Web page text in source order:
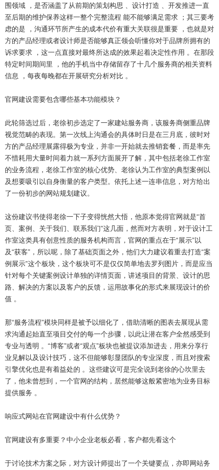
围领域 ，是否涵盖了从前期的策划构思 、设计打造 、开发推进一直
至后期的维护保养这样一整个完整流程 能不能够满足需求 ；其三要考
虑的是 ，沟通环节所产生的成本代价有重大关联很是重要 ，也就是对
方的产品经理或者设计师是否能够真正领会听懂你对于品牌所拥有的
诉求要求 ，这一点直接对最终所达成的效果起着决定性作用 。在那段
特定时间期间里 ，他的手机当中存储留存了十几个服务商的相关资料
信息 ，每夜每晚都在开展研究分析对比 。
官网建设需要包含哪些基本功能模块？
此轮筛选过后，老徐初步选定了一家建站服务商，该服务商侧重品牌
视觉范畴的表现。第一次线上沟通会的具体时日是在三月底，彼时对
方的产品经理展露得极为专业，并非一开始就去推销套餐，而是率先
不惜耗用大量时间着力就一系列方面展开了解，其中包括老徐工作室
的业务流程，老徐工作室的核心优势、老徐认为工作室的典型案例以
及想要吸引以自身衡量的客户类型。依托上述一连串信息，对方给出
了一份初步的网站规划建议。
这份建议书使得老徐一下子变得恍然大悟，他原本觉得官网就是“首
页、案例、关于我们、联系我们”这几面，然而对方表明，对于设计工
作室这类具有创意性质的服务机构而言，官网的重点在于“展示”以
及“获客”，所以呢，除了基础页面之外，他们大力建议着重去打造“案
例展示”这个板块，这个板块可不是仅仅简单地去罗列图片，而是应当
针对每个关键案例设计单独的详情页面，讲述项目的背景、设计的思
路、解决的方案以及客户的反馈，运用故事化的形式来展现设计的价
值 。
那“服务流程”模块同样是被予以细化了，借助清晰的图表去展现从需
求沟通起始直至项目交付的每一个步骤，以此让潜在客户全然感受到
专业与透明 。“博客”或者“观点”板块也被提议添加进去，用来分享行
业见解以及设计技巧，这不但能够彰显团队的专业深度，而且对搜索
引擎优化也是有着益处的 。这些建议可是完全说到老徐的心坎里去
了，他未曾想到，一个官网的结构，居然能够这般紧密地为业务目标
提供服务 。
响应式网站在官网建设中有什么优势？
官网建设有多重要？中小企业老板必看，客户都先看这个
于讨论技术方案之际，对方设计师提出了一个关键要点，亦即网站务